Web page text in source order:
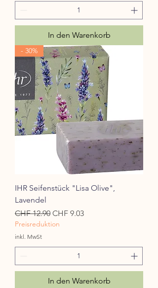
In den Warenkorb
- 30%
IHR Seifenstück "Lisa Olive",
Lavendel
Standardpreis
CHF 12.90 Sale-Preis
CHF 9.03
Preisreduktion
inkl. MwSt
In den Warenkorb